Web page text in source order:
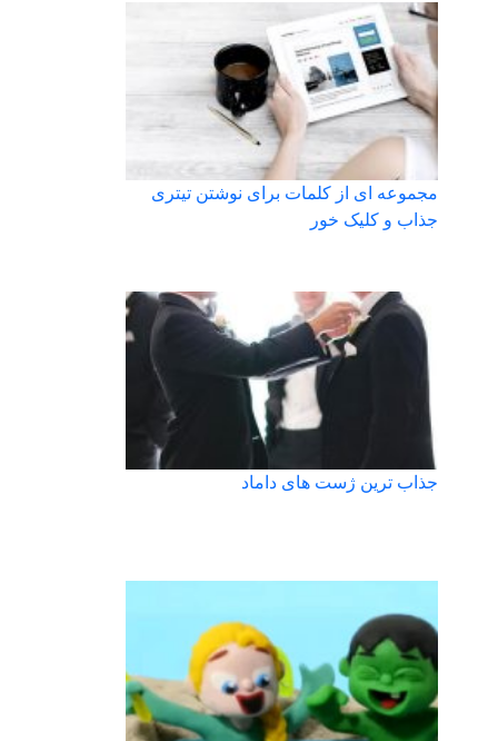
مجموعه ای از کلمات برای نوشتن تیتری
جذاب و کلیک خور
جذاب ترین ژست های داماد